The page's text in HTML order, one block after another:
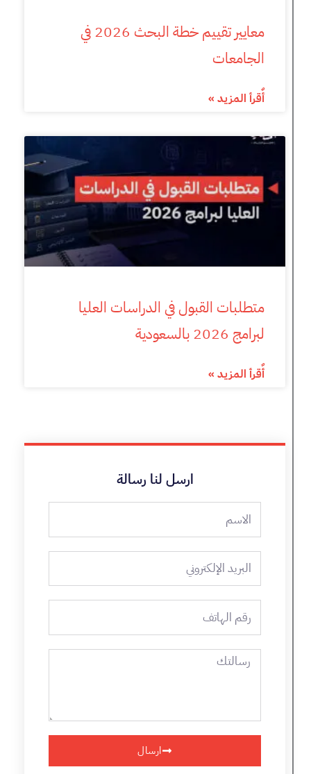
معايير تقييم خطة البحث 2026 في
الجامعات
أٌقرأ المزيد »
متطلبات القبول في الدراسات العليا
لبرامج 2026 بالسعودية
أٌقرأ المزيد »
ارسل لنا رسالة
البريد
الإلكتروني
الهاتف
رسالتك
ارسال